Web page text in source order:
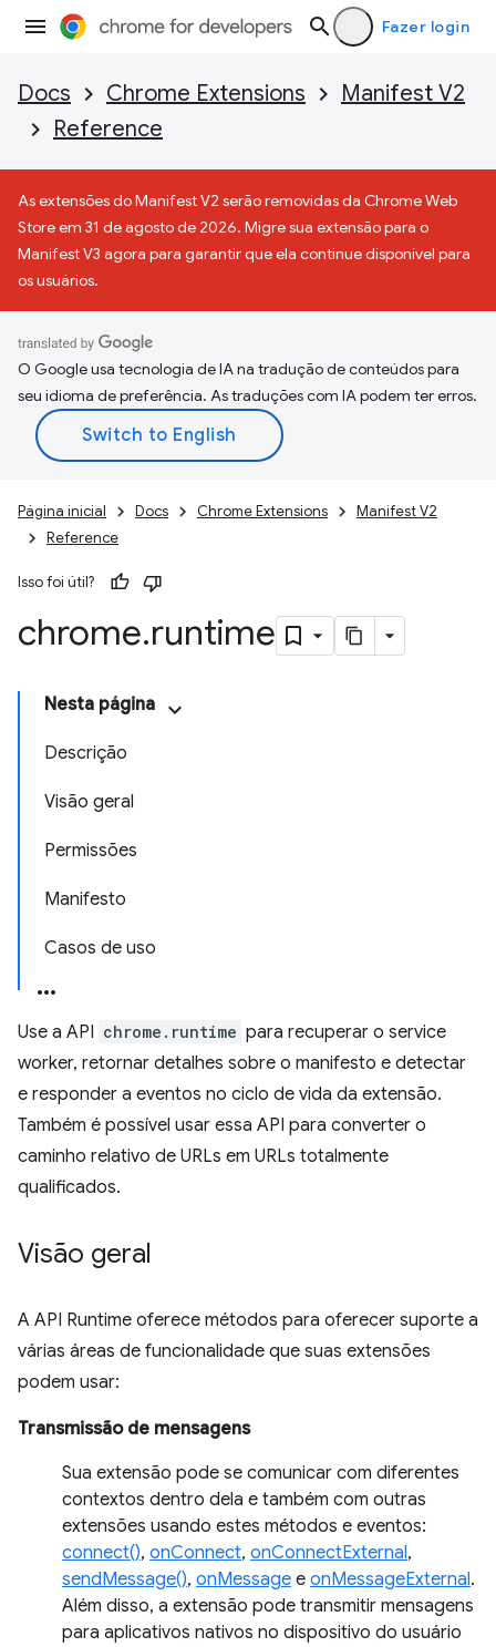
Fazer login
Docs Chrome Extensions
Manifest V2
Reference
As extensões do Manifest V2 serão removidas da Chrome Web
Store em 31 de agosto de 2026. Migre sua extensão para o
Manifest V3 agora para garantir que ela continue disponível para
os usuários.
O Google usa tecnologia de IA na tradução de conteúdos para
seu idioma de preferência. As traduções com IA podem ter erros.
Página inicial Docs Chrome Extensions
Manifest V2
Reference
Isso foi útil?
chrome.runtime
Nesta página
Descrição
Visão geral
Permissões
Manifesto
Casos de uso
Use a API chrome.runtime para recuperar o service
worker, retornar detalhes sobre o manifesto e detectar
e responder a eventos no ciclo de vida da extensão.
Também é possível usar essa API para converter o
caminho relativo de URLs em URLs totalmente
qualificados.
Visão geral
A API Runtime oferece métodos para oferecer suporte a
várias áreas de funcionalidade que suas extensões
podem usar:
Transmissão de mensagens
Sua extensão pode se comunicar com diferentes
contextos dentro dela e também com outras
extensões usando estes métodos e eventos:
connect(), onConnect, onConnectExternal,
sendMessage(), onMessage e onMessageExternal.
Além disso, a extensão pode transmitir mensagens
para aplicativos nativos no dispositivo do usuário